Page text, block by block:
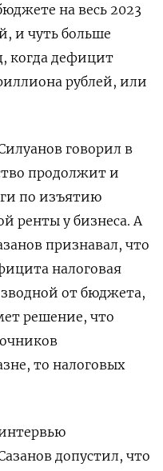
на весь 2023
и чуть больше
когда дефицит
рублей, или
говорил в
продолжит и
по изъятию
ренты у бизнеса. А
признавал, что
налоговая
от бюджета,
решение, что
то налоговых
допустил, что